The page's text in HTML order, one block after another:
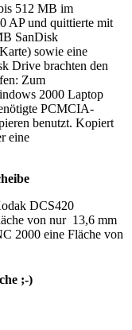
512 MB im
AP und quittierte mit
SanDisk
sowie eine
Drive brachten den
Zum
2000 Laptop
PCMCIA-
benutzt. Kopiert
eine
DCS420
von nur 13,6 mm
2000 eine Fläche von
;-)